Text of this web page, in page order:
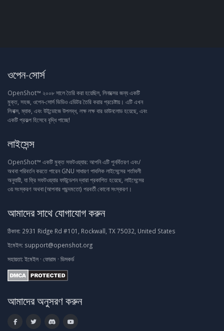
ওপেন-সোর্স
OpenShot™ ২০০৮ সালে তৈরি করা হয়েছিল, লিনাক্সের জন্য একটি
মুক্ত, সহজ, ওপেন-সোর্স ভিডিও এডিটর তৈরি করার প্রচেষ্টায়। এটি এখন
লিনাক্স, ম্যাক, এবং উইন্ডোজে উপলব্ধ, লক্ষ লক্ষ বার ডাউনলোড হয়েছে, এবং
একটি প্রকল্প হিসেবে বৃদ্ধি পাচ্ছে!
লাইসেন্স
OpenShot™ একটি মুক্ত সফটওয়্যার: আপনি এটি পুনর্বিতরণ এবং/
অথবা পরিবর্তন করতে পারেন GNU সাধারণ পাবলিক লাইসেন্সের শর্তাবলী
অনুযায়ী, যা ফ্রি সফটওয়্যার ফাউন্ডেশন দ্বারা প্রকাশিত হয়েছে, লাইসেন্সের
৩য় সংস্করণ অথবা (আপনার পছন্দমতো) পরবর্তী কোনো সংস্করণ।
আমাদের সাথে যোগাযোগ করুন
ঠিকানা: 2931 Ridge Rd #101, Rockwall, TX 75032, United States
ইমেইল: support@openshot.org
সহায়তা: ইমেইল · ফোরাম · ডিসকর্ড
আমাদের অনুসরণ করুন